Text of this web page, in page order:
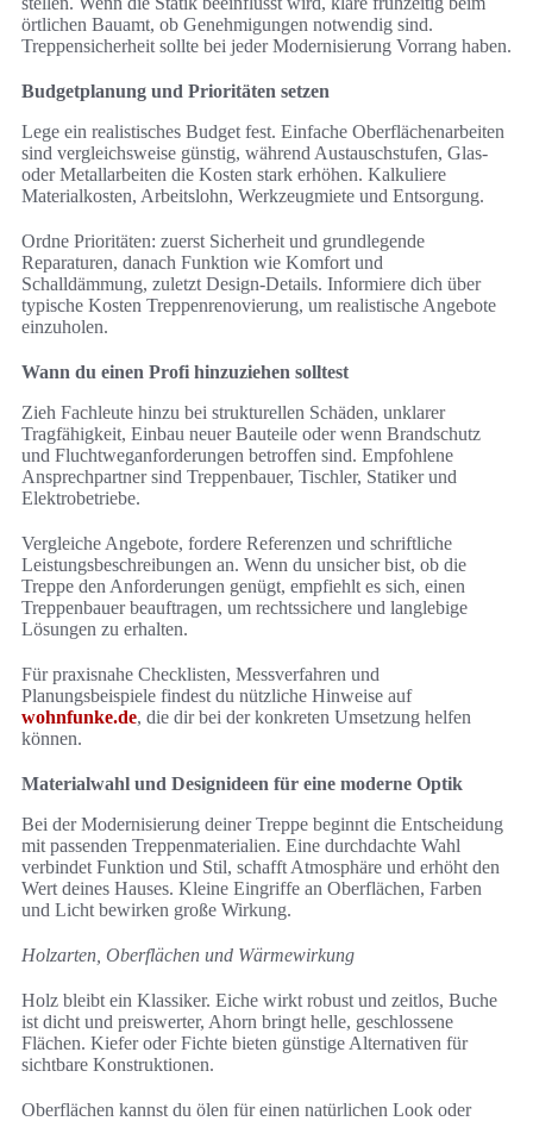
örtlichen Bauamt, ob Genehmigungen notwendig sind.
Treppensicherheit sollte bei jeder Modernisierung Vorrang haben.
Budgetplanung und Prioritäten setzen
Lege ein realistisches Budget fest. Einfache Oberflächenarbeiten
sind vergleichsweise günstig, während Austauschstufen, Glas-
oder Metallarbeiten die Kosten stark erhöhen. Kalkuliere
Materialkosten, Arbeitslohn, Werkzeugmiete und Entsorgung.
Ordne Prioritäten: zuerst Sicherheit und grundlegende
Reparaturen, danach Funktion wie Komfort und
Schalldämmung, zuletzt Design-Details. Informiere dich über
typische Kosten Treppenrenovierung, um realistische Angebote
einzuholen.
Wann du einen Profi hinzuziehen solltest
Zieh Fachleute hinzu bei strukturellen Schäden, unklarer
Tragfähigkeit, Einbau neuer Bauteile oder wenn Brandschutz
und Fluchtweganforderungen betroffen sind. Empfohlene
Ansprechpartner sind Treppenbauer, Tischler, Statiker und
Elektrobetriebe.
Vergleiche Angebote, fordere Referenzen und schriftliche
Leistungsbeschreibungen an. Wenn du unsicher bist, ob die
Treppe den Anforderungen genügt, empfiehlt es sich, einen
Treppenbauer beauftragen, um rechtssichere und langlebige
Lösungen zu erhalten.
Für praxisnahe Checklisten, Messverfahren und
Planungsbeispiele findest du nützliche Hinweise auf
wohnfunke.de, die dir bei der konkreten Umsetzung helfen
können.
Materialwahl und Designideen für eine moderne Optik
Bei der Modernisierung deiner Treppe beginnt die Entscheidung
mit passenden Treppenmaterialien. Eine durchdachte Wahl
verbindet Funktion und Stil, schafft Atmosphäre und erhöht den
Wert deines Hauses. Kleine Eingriffe an Oberflächen, Farben
und Licht bewirken große Wirkung.
Holzarten, Oberflächen und Wärmewirkung
Holz bleibt ein Klassiker. Eiche wirkt robust und zeitlos, Buche
ist dicht und preiswerter, Ahorn bringt helle, geschlossene
Flächen. Kiefer oder Fichte bieten günstige Alternativen für
sichtbare Konstruktionen.
Oberflächen kannst du ölen für einen natürlichen Look oder